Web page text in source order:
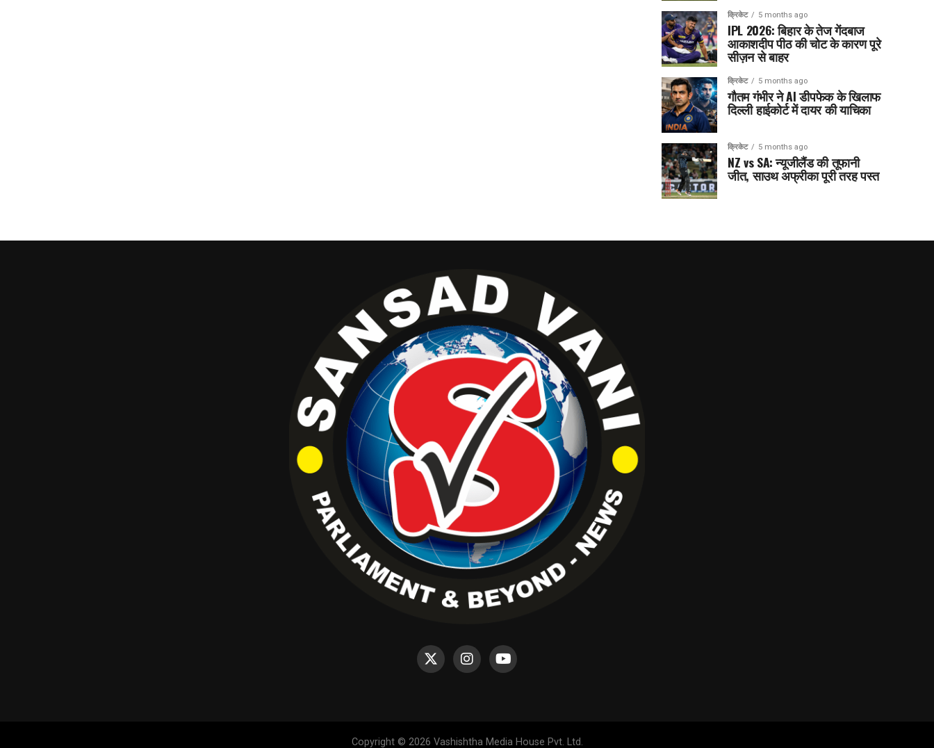
क्रिकेट 5 months ago
IPL 2026: बिहार के तेज गेंदबाज
आकाशदीप पीठ की चोट के कारण पूरे
सीज़न से बाहर
क्रिकेट 5 months ago
गौतम गंभीर ने AI डीपफेक के खिलाफ
दिल्ली हाईकोर्ट में दायर की याचिका
क्रिकेट 5 months ago
NZ vs SA: न्यूजीलैंड की तूफानी
जीत, साउथ अफ्रीका पूरी तरह पस्त
Copyright © 2026 Vashishtha Media House Pvt. Ltd.